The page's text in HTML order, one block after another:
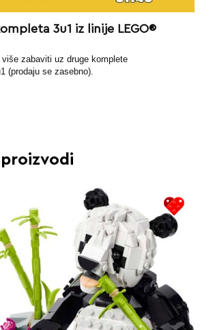
3u1 iz linije LEGO®
zabaviti uz druge komplete
(prodaju se zasebno).
proizvodi